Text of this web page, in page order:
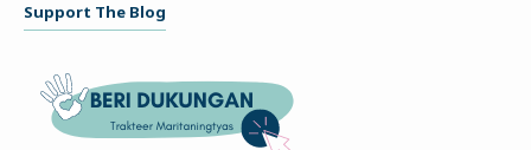
Support The Blog